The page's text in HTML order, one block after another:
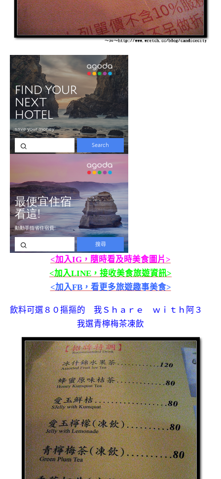
<加入IG，隨時看及時美食圖片>
<加入LINE，接收美食旅遊資訊>
<加入FB，看更多旅遊趣事美食>
飲料可選８０摳摳的 我Ｓｈａｒｅ ｗｉｔｈ阿３
我選青檸梅茶凍飲